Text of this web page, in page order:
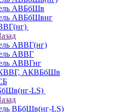
АВБбШв
АВБбШвнг
АВВГ(нг)
АВВГ
АВВГнг
АКВБбШв
LS)
ВБбШв(нг-LS)